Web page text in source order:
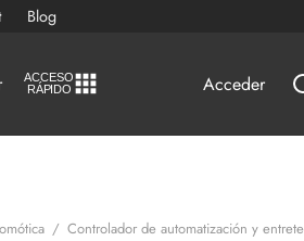
Blog
ACCESO
RÁPIDO Acceder
/ Controlador de automatización y